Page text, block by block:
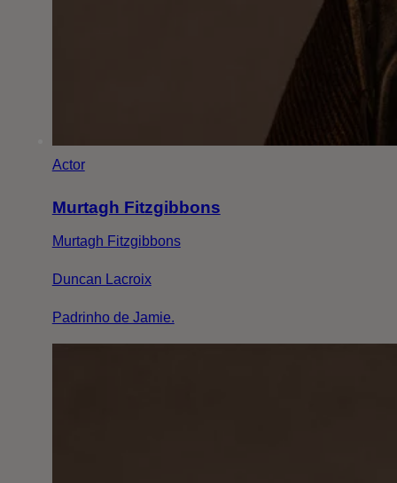
Actor
Murtagh Fitzgibbons
Murtagh Fitzgibbons
Duncan Lacroix
Padrinho de Jamie.